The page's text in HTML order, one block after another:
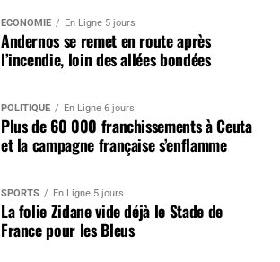
ÉCONOMIE En Ligne 5 jours
Andernos se remet en route après
l’incendie, loin des allées bondées
POLITIQUE En Ligne 6 jours
Plus de 60 000 franchissements à Ceuta
et la campagne française s’enflamme
SPORTS En Ligne 5 jours
La folie Zidane vide déjà le Stade de
France pour les Bleus